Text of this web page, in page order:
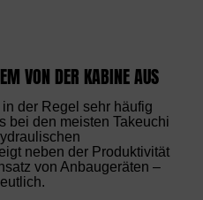
VON DER KABINE AUS
der Regel sehr häufig
bei den meisten Takeuchi
neben der Produktivität
von Anbaugeräten ‒